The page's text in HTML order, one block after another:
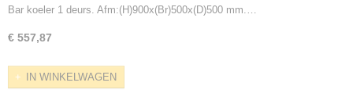
Bar koeler 1 deurs. Afm:(H)900x(Br)500x(D)500 mm.…
€ 557,87
IN WINKELWAGEN